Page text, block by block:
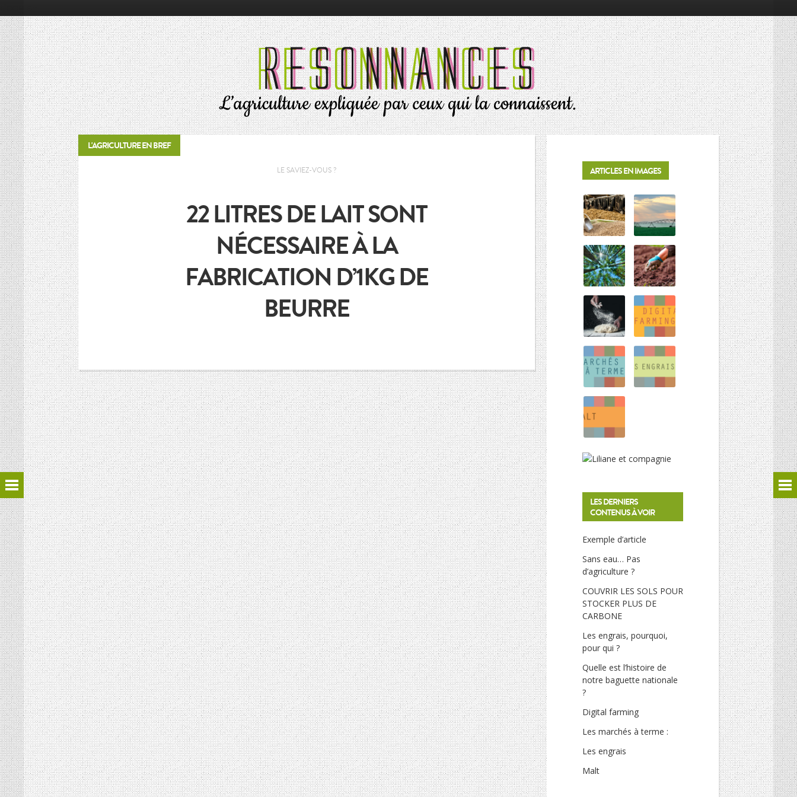
RÉSONNANCES
ALIMENTATION
ÉCONOMIE
ENVIRONNEMENT
INNOVATION
PORTRAITS
SOCIÉTÉ
MOTS D’AGRICULTURE
L’AGRICULTURE EN BREF
LES CONNAISSEURS
VIE DES CULTURES
HISTOIRE DES CULTURES
L’association
Et si on parlait un peu d’agriculture ?
Inscriptions newsletter, questions…
Mentions Légales
Google+
RÉSONNANCES
ALIMENTATION
ÉCONOMIE
ENVIRONNEMENT
PORTRAITS
SOCIÉTÉ
MOTS D’AGRICULTURE
L’AGRICULTURE EN BREF
LES CONNAISSEURS
VIE DES CULTURES
HISTOIRE DES CULTURES
L’association
Et si on parlait un peu d’agriculture ?
Inscriptions newsletter, questions…
Mentions Légales
L'AGRICULTURE EN BREF
LE SAVIEZ-VOUS ?
22 LITRES DE LAIT SONT
NÉCESSAIRE À LA
FABRICATION D’1KG DE
BEURRE
ARTICLES EN IMAGES
LES DERNIERS
CONTENUS À VOIR
Exemple d’article
Sans eau… Pas
d’agriculture ?
COUVRIR LES SOLS POUR
STOCKER PLUS DE
CARBONE
Les engrais, pourquoi,
pour qui ?
Quelle est l’histoire de
notre baguette nationale
?
Digital farming
Les marchés à terme :
Les engrais
Malt